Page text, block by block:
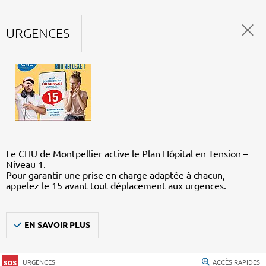
URGENCES
Le CHU de Montpellier active le Plan Hôpital en Tension –
Niveau 1.
Pour garantir une prise en charge adaptée à chacun,
appelez le 15 avant tout déplacement aux urgences.
EN SAVOIR PLUS
URGENCES ACCÈS RAPIDES